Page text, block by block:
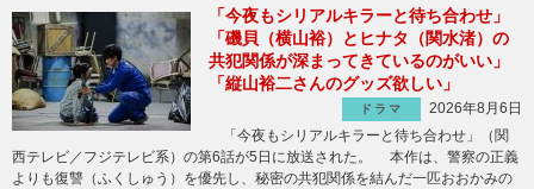
「今夜もシリアルキラーと待ち合わせ」
「磯貝（横山裕）とヒナタ（関水渚）の
共犯関係が深まってきているのがいい」
「縦山裕二さんのグッズ欲しい」
ドラマ
2026年8月6日
「今夜もシリアルキラーと待ち合わせ」（関
西テレビ／フジテレビ系）の第6話が5日に放送された。 本作は、警察の正義
よりも復讐（ふくしゅう）を優先し、秘密の共犯関係を結んだ一匹おおかみの